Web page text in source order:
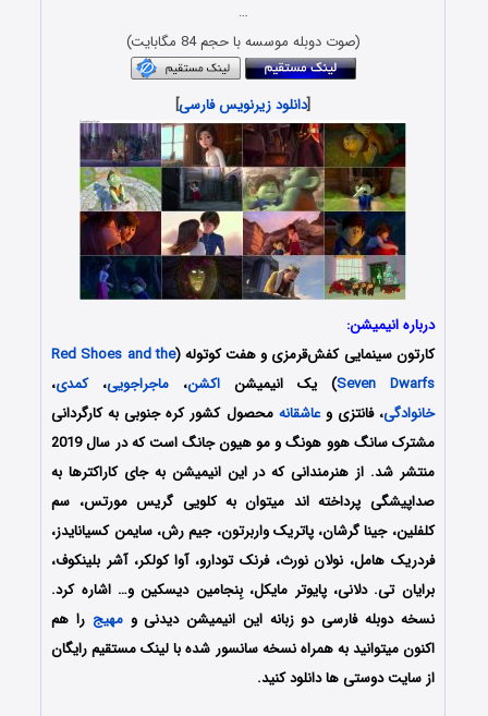
…
(صوت دوبله موسسه با حجم 84 مگابایت)
[دانلود زیرنویس فارسی]
درباره انیمیشن:
کارتون سینمایی کفش‌قرمزی و هفت کوتوله (Red Shoes and the
Seven Dwarfs) یک انیمیشن اکشن، ماجراجویی،کمدی،
خانوادگی، فانتزی وعاشقانه محصول کشور کره جنوبی به کارگردانی
مشترک سانگ هوو هونگ و مو هیون جانگ است که در سال 2019
منتشر شد. از هنرمندانی که در این انیمیشن به جای کاراکترها به
صداپیشگی پرداخته اند میتوان به کلویی گریس مورتس، سم
کلفلین، جینا گرشان، پاتریک واربرتون، جیم رش، سایمن کسیانایدز،
فردریک هامل، نولان نورث، فرنک تودارو، آوا کولکر، آشر بلینکوف،
برایان تی. دلانی، پایوتر مایکل، بِنجامین دیسکین و… اشاره کرد.
نسخه دوبله فارسی دو زبانه این انیمیشن دیدنی ومهیج را هم
اکنون میتوانید به همراه نسخه سانسور شده با لینک مستقیم رایگان
از سایت دوستی ها دانلود کنید.